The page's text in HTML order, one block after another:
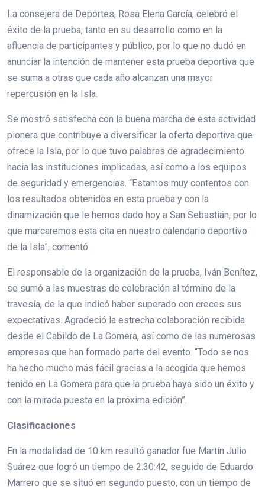
La consejera de Deportes, Rosa Elena García, celebró el
éxito de la prueba, tanto en su desarrollo como en la
afluencia de participantes y público, por lo que no dudó en
anunciar la intención de mantener esta prueba deportiva que
se suma a otras que cada año alcanzan una mayor
repercusión en la Isla.
Se mostró satisfecha con la buena marcha de esta actividad
pionera que contribuye a diversificar la oferta deportiva que
ofrece la Isla, por lo que tuvo palabras de agradecimiento
hacia las instituciones implicadas, así como a los equipos
de seguridad y emergencias. “Estamos muy contentos con
los resultados obtenidos en esta prueba y con la
dinamización que le hemos dado hoy a San Sebastián, por lo
que marcaremos esta cita en nuestro calendario deportivo
de la Isla”, comentó.
El responsable de la organización de la prueba, Iván Benítez,
se sumó a las muestras de celebración al término de la
travesía, de la que indicó haber superado con creces sus
expectativas. Agradeció la estrecha colaboración recibida
desde el Cabildo de La Gomera, así como de las numerosas
empresas que han formado parte del evento. “Todo se nos
ha hecho mucho más fácil gracias a la acogida que hemos
tenido en La Gomera para que la prueba haya sido un éxito y
con la mirada puesta en la próxima edición”.
Clasificaciones
En la modalidad de 10 km resultó ganador fue Martín Julio
Suárez que logró un tiempo de 2:30:42, seguido de Eduardo
Marrero que se situó en segundo puesto, con un tiempo de